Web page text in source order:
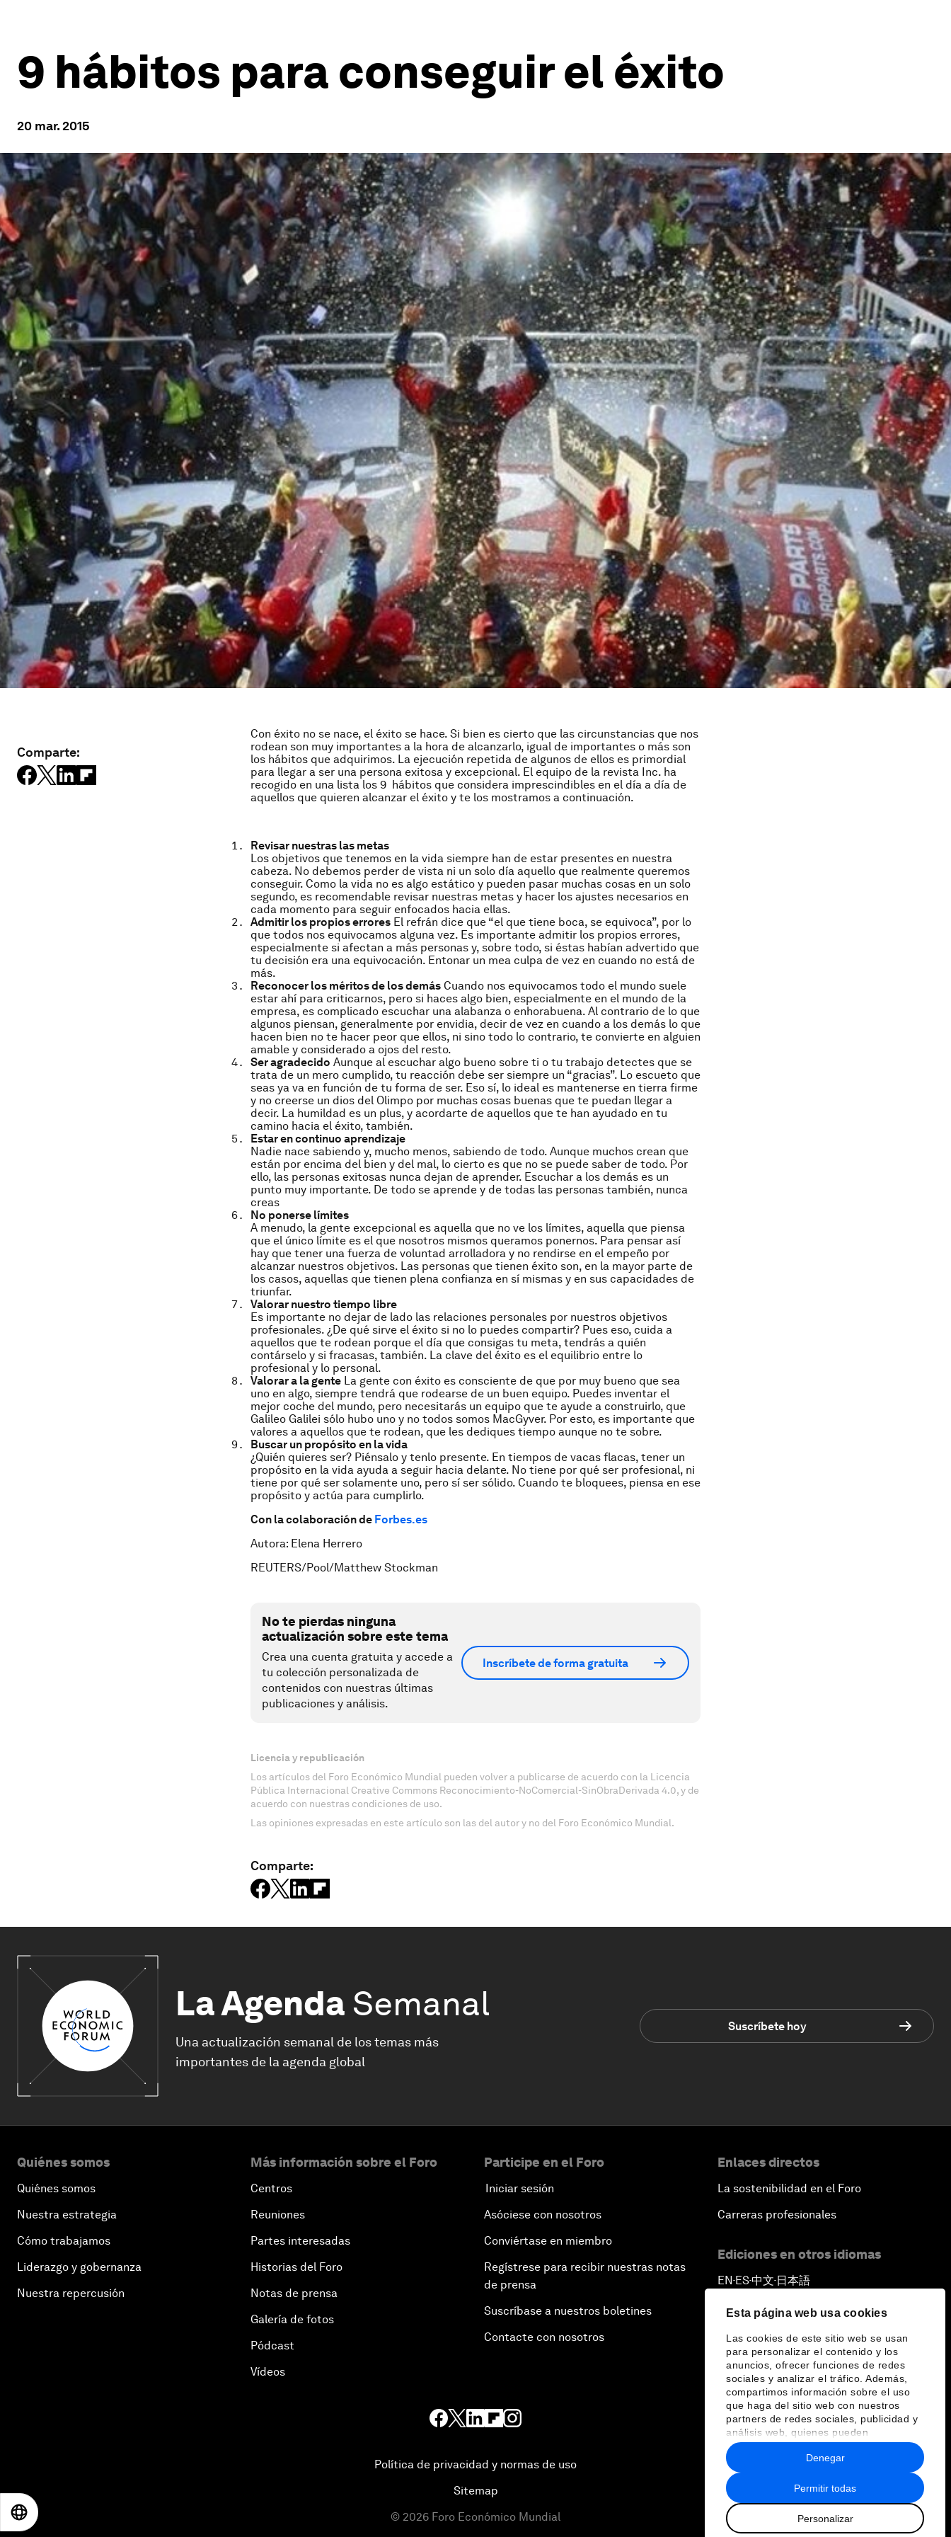
Esta página web usa cookies
Las cookies de este sitio web se usan
para personalizar el contenido y los
anuncios, ofrecer funciones de redes
sociales y analizar el tráfico. Además,
compartimos información sobre el uso
que haga del sitio web con nuestros
partners de redes sociales, publicidad y
análisis web, quienes pueden
combinarla con otra información que les
haya proporcionado o que hayan
recopilado a partir del uso que haya
hecho de sus servicios.
Permitir todas
Personalizar
Denegar
9 hábitos para conseguir el éxito
20 mar. 2015
Comparte:
Con éxito no se nace, el éxito se hace. Si bien es cierto que las circunstancias que nos
rodean son muy importantes a la hora de alcanzarlo, igual de importantes o más son
los hábitos que adquirimos. La ejecución repetida de algunos de ellos es primordial
para llegar a ser una persona exitosa y excepcional. El equipo de la revista Inc. ha
recogido en una lista los 9 hábitos que considera imprescindibles en el día a día de
aquellos que quieren alcanzar el éxito y te los mostramos a continuación.
Revisar nuestras las metas
Los objetivos que tenemos en la vida siempre han de estar presentes en nuestra
cabeza. No debemos perder de vista ni un solo día aquello que realmente queremos
conseguir. Como la vida no es algo estático y pueden pasar muchas cosas en un solo
segundo, es recomendable revisar nuestras metas y hacer los ajustes necesarios en
cada momento para seguir enfocados hacia ellas.
Admitir los propios errores El refrán dice que “el que tiene boca, se equivoca”, por lo
que todos nos equivocamos alguna vez. Es importante admitir los propios errores,
especialmente si afectan a más personas y, sobre todo, si éstas habían advertido que
tu decisión era una equivocación. Entonar un mea culpa de vez en cuando no está de
más.
Reconocer los méritos de los demás Cuando nos equivocamos todo el mundo suele
estar ahí para criticarnos, pero si haces algo bien, especialmente en el mundo de la
empresa, es complicado escuchar una alabanza o enhorabuena. Al contrario de lo que
algunos piensan, generalmente por envidia, decir de vez en cuando a los demás lo que
hacen bien no te hacer peor que ellos, ni sino todo lo contrario, te convierte en alguien
amable y considerado a ojos del resto.
Ser agradecido Aunque al escuchar algo bueno sobre ti o tu trabajo detectes que se
trata de un mero cumplido, tu reacción debe ser siempre un “gracias”. Lo escueto que
seas ya va en función de tu forma de ser. Eso sí, lo ideal es mantenerse en tierra firme
y no creerse un dios del Olimpo por muchas cosas buenas que te puedan llegar a
decir. La humildad es un plus, y acordarte de aquellos que te han ayudado en tu
camino hacia el éxito, también.
Estar en continuo aprendizaje
Nadie nace sabiendo y, mucho menos, sabiendo de todo. Aunque muchos crean que
están por encima del bien y del mal, lo cierto es que no se puede saber de todo. Por
ello, las personas exitosas nunca dejan de aprender. Escuchar a los demás es un
punto muy importante. De todo se aprende y de todas las personas también, nunca
creas
No ponerse límites
A menudo, la gente excepcional es aquella que no ve los límites, aquella que piensa
que el único límite es el que nosotros mismos queramos ponernos. Para pensar así
hay que tener una fuerza de voluntad arrolladora y no rendirse en el empeño por
alcanzar nuestros objetivos. Las personas que tienen éxito son, en la mayor parte de
los casos, aquellas que tienen plena confianza en sí mismas y en sus capacidades de
triunfar.
Valorar nuestro tiempo libre
Es importante no dejar de lado las relaciones personales por nuestros objetivos
profesionales. ¿De qué sirve el éxito si no lo puedes compartir? Pues eso, cuida a
aquellos que te rodean porque el día que consigas tu meta, tendrás a quién
contárselo y si fracasas, también. La clave del éxito es el equilibrio entre lo
profesional y lo personal.
Valorar a la gente La gente con éxito es consciente de que por muy bueno que sea
uno en algo, siempre tendrá que rodearse de un buen equipo. Puedes inventar el
mejor coche del mundo, pero necesitarás un equipo que te ayude a construirlo, que
Galileo Galilei sólo hubo uno y no todos somos MacGyver. Por esto, es importante que
valores a aquellos que te rodean, que les dediques tiempo aunque no te sobre.
Buscar un propósito en la vida
¿Quién quieres ser? Piénsalo y tenlo presente. En tiempos de vacas flacas, tener un
propósito en la vida ayuda a seguir hacia delante. No tiene por qué ser profesional, ni
tiene por qué ser solamente uno, pero sí ser sólido. Cuando te bloquees, piensa en ese
propósito y actúa para cumplirlo.
Con la colaboración de Forbes.es
Autora: Elena Herrero
REUTERS/Pool/Matthew Stockman
No te pierdas ninguna
actualización sobre este tema
Crea una cuenta gratuita y accede a
tu colección personalizada de
contenidos con nuestras últimas
publicaciones y análisis.
Inscríbete de forma gratuita
Licencia y republicación
Los artículos del Foro Económico Mundial pueden volver a publicarse de acuerdo con la Licencia
Pública Internacional Creative Commons Reconocimiento-NoComercial-SinObraDerivada 4.0, y de
acuerdo con nuestras condiciones de uso.
Las opiniones expresadas en este artículo son las del autor y no del Foro Económico Mundial.
Comparte:
La Agenda Semanal
Una actualización semanal de los temas más
importantes de la agenda global
Suscríbete hoy
Quiénes somos
Quiénes somos
Nuestra estrategia
Cómo trabajamos
Liderazgo y gobernanza
Nuestra repercusión
Más información sobre el Foro
Centros
Reuniones
Partes interesadas
Historias del Foro
Notas de prensa
Galería de fotos
Pódcast
Vídeos
Participe en el Foro
Iniciar sesión
Asóciese con nosotros
Conviértase en miembro
Regístrese para recibir nuestras notas
de prensa
Suscríbase a nuestros boletines
Contacte con nosotros
Enlaces directos
La sostenibilidad en el Foro
Carreras profesionales
Ediciones en otros idiomas
EN ▪ES▪中文▪ 日本語
Política de privacidad y normas de uso
Sitemap
© 2026 Foro Económico Mundial